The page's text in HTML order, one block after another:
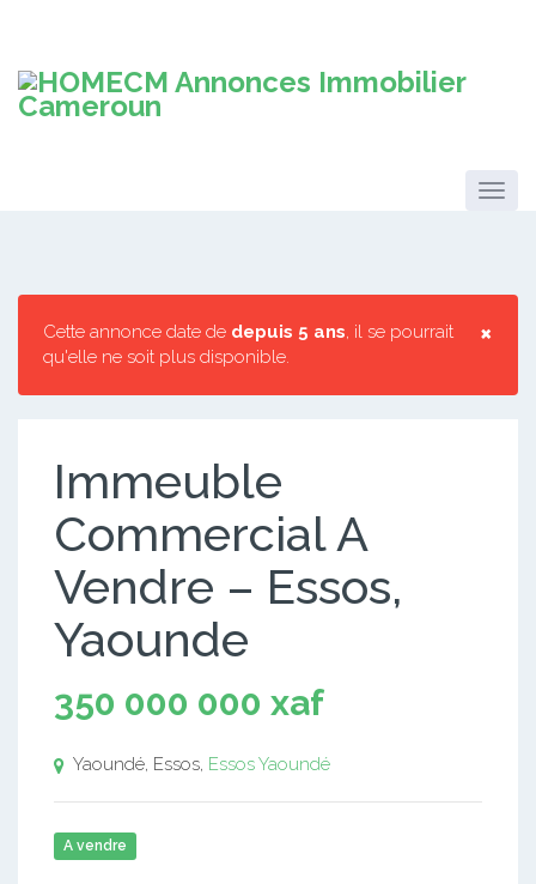
×
Cette annonce date de depuis 5 ans, il se pourrait
qu'elle ne soit plus disponible.
Immeuble
Commercial A
Vendre – Essos,
Yaounde
350 000 000 xaf
Yaoundé, Essos, EssosYaoundé
A vendre